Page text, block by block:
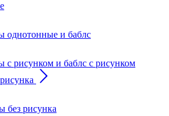
однотонные и баблс
с рисунком и баблс с рисунком
без рисунка